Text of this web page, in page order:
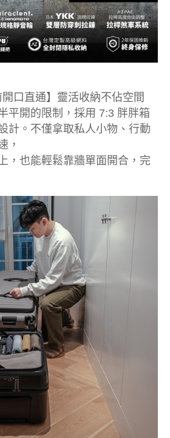
開口直通】靈活收納不佔空間
平開的限制，採用 7:3 胖胖箱
計。不僅拿取私人小物、行動
，
，也能輕鬆靠牆單面開合，完